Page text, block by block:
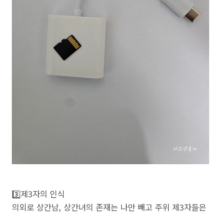
3️⃣제3자의 인식
의외로 상간남, 상간녀의 존재는 나만 빼고 주위 제3자들은